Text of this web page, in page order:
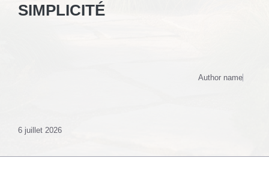
SIMPLICITÉ
Author name
6 juillet 2026